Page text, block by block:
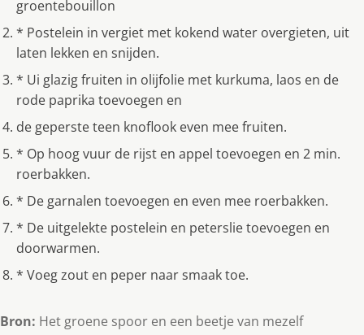
groentebouillon
* Postelein in vergiet met kokend water overgieten, uit
laten lekken en snijden.
* Ui glazig fruiten in olijfolie met kurkuma, laos en de
rode paprika toevoegen en
de geperste teen knoflook even mee fruiten.
* Op hoog vuur de rijst en appel toevoegen en 2 min.
roerbakken.
* De garnalen toevoegen en even mee roerbakken.
* De uitgelekte postelein en peterslie toevoegen en
doorwarmen.
* Voeg zout en peper naar smaak toe.
Bron: Het groene spoor en een beetje van mezelf